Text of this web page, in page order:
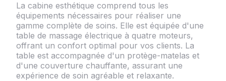
La cabine esthétique comprend tous les
équipements nécessaires pour réaliser une
gamme complète de soins. Elle est équipée d'une
table de massage électrique à quatre moteurs,
offrant un confort optimal pour vos clients. La
table est accompagnée d'un protège-matelas et
d'une couverture chauffante, assurant une
expérience de soin agréable et relaxante.